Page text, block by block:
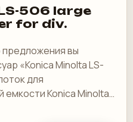
506 large
for div.
предложения вы
«Konica Minolta LS-
для
Konica Minolta
машин